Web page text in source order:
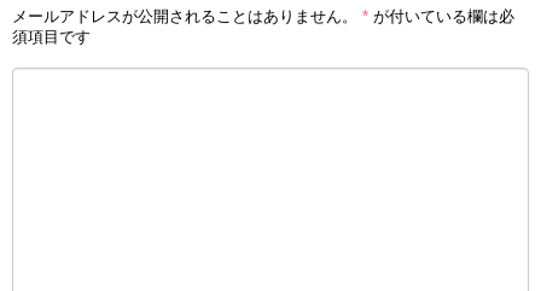
メールアドレスが公開されることはありません。 * が付いている欄は必
須項目です